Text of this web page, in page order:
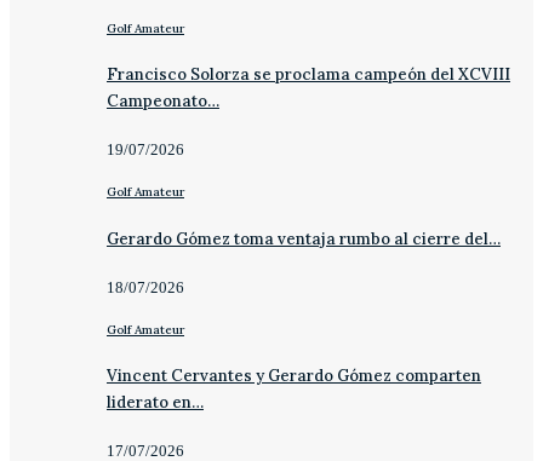
Golf Amateur
Francisco Solorza se proclama campeón del XCVIII
Campeonato…
19/07/2026
Golf Amateur
Gerardo Gómez toma ventaja rumbo al cierre del…
18/07/2026
Golf Amateur
Vincent Cervantes y Gerardo Gómez comparten
liderato en…
17/07/2026